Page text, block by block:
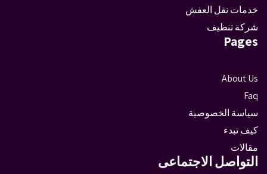
خدمات نقل العفش
شركة تنظيف
Pages
About Us
Faq
سياسة الخصوصية
كيف تبدء
مقالات
التواصل الاجتماعى